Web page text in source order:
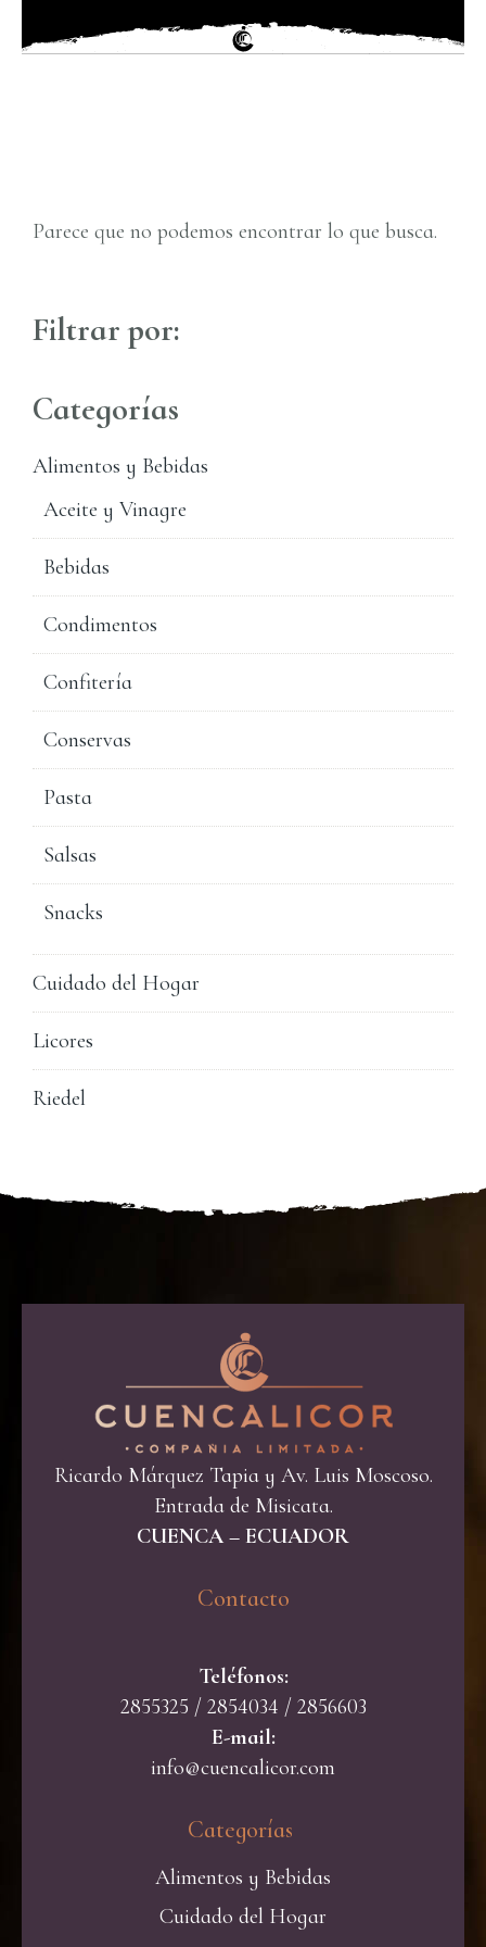
Filtrar por:
Categorías
Alimentos y Bebidas
Aceite y Vinagre
Bebidas
Condimentos
Confitería
Conservas
Pasta
Salsas
Snacks
Cuidado del Hogar
Licores
Riedel
Parece que no podemos encontrar lo que busca.
Ricardo Márquez Tapia y Av. Luis Moscoso.
Entrada de Misicata.
CUENCA – ECUADOR
Contacto​
Teléfonos:
2855325 / 2854034 / 2856603
E-mail:
info@cuencalicor.com
Categorías ​
Alimentos y Bebidas
Cuidado del Hogar